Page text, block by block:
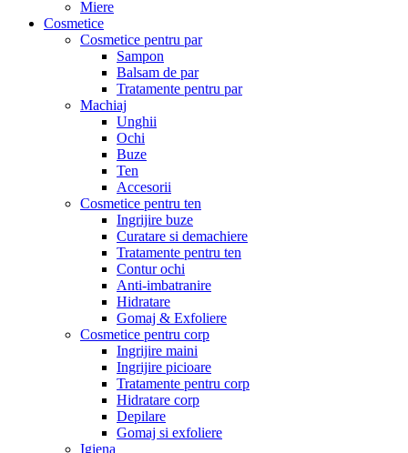
Miere
Cosmetice
Cosmetice pentru par
Sampon
Balsam de par
Tratamente pentru par
Machiaj
Unghii
Ochi
Buze
Ten
Accesorii
Cosmetice pentru ten
Ingrijire buze
Curatare si demachiere
Tratamente pentru ten
Contur ochi
Anti-imbatranire
Hidratare
Gomaj & Exfoliere
Cosmetice pentru corp
Ingrijire maini
Ingrijire picioare
Tratamente pentru corp
Hidratare corp
Depilare
Gomaj si exfoliere
Igiena